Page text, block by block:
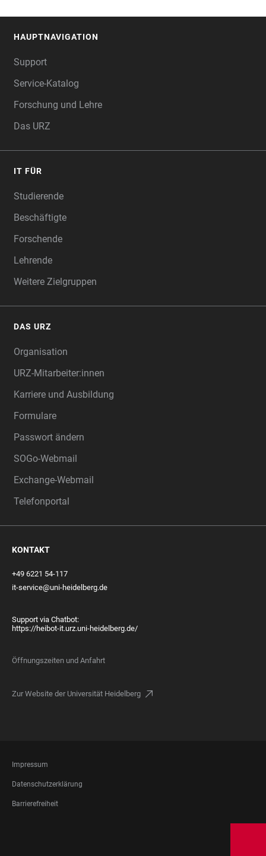
HAUPTNAVIGATION
Support
Service-Katalog
Forschung und Lehre
Das URZ
IT FÜR
Studierende
Beschäftigte
Forschende
Lehrende
Weitere Zielgruppen
DAS URZ
Organisation
URZ-Mitarbeiter:innen
Karriere und Ausbildung
Formulare
Passwort ändern
SOGo-Webmail
Exchange-Webmail
Telefonportal
KONTAKT
+49 6221 54-117
it-service@uni-heidelberg.de
Support via Chatbot:
https://heibot-it.urz.uni-heidelberg.de/
Öffnungszeiten und Anfahrt
Zur Website der Universität Heidelberg
FOOTER
LEGAL
Impressum
Datenschutzerklärung
Barrierefreiheit